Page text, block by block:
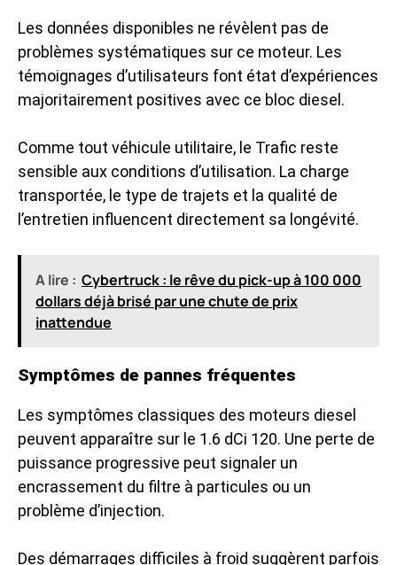
Les données disponibles ne révèlent pas de
problèmes systématiques sur ce moteur. Les
témoignages d’utilisateurs font état d’expériences
majoritairement positives avec ce bloc diesel.
Comme tout véhicule utilitaire, le Trafic reste
sensible aux conditions d’utilisation. La charge
transportée, le type de trajets et la qualité de
l’entretien influencent directement sa longévité.
A lire : Cybertruck : le rêve du pick-up à 100 000
dollars déjà brisé par une chute de prix
inattendue
Symptômes de pannes fréquentes
Les symptômes classiques des moteurs diesel
peuvent apparaître sur le 1.6 dCi 120. Une perte de
puissance progressive peut signaler un
encrassement du filtre à particules ou un
problème d’injection.
Des démarrages difficiles à froid suggèrent parfois